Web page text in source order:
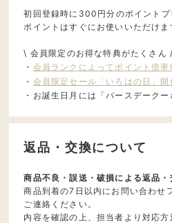
初回登録時に300円分のポイントプ
ポイントはすぐにお使いいただけま
\ 会員限定のお得な特典がたくさん /
・ 会員ランクによってポイント倍率
・ 会員限定セール「いろはの日」開
・お誕生日月には「バースデークー
返品・交換について
商品不良・誤送・破損による返品・
商品到着の7日以内にお問い合わせ
ご連絡ください。
内容を確認の上、担当者より対応